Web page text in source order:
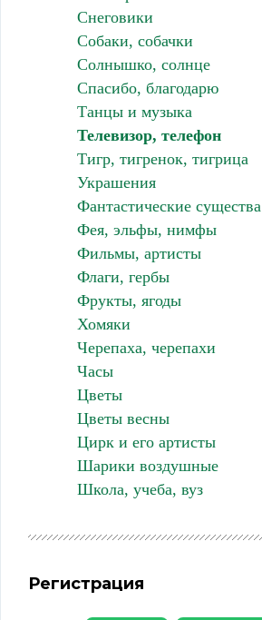
Снеговики
Собаки, собачки
Солнышко, солнце
Спасибо, благодарю
Танцы и музыка
Телевизор, телефон
Тигр, тигренок, тигрица
Украшения
Фантастические существа
Фея, эльфы, нимфы
Фильмы, артисты
Флаги, гербы
Фрукты, ягоды
Хомяки
Черепаха, черепахи
Часы
Цветы
Цветы весны
Цирк и его артисты
Шарики воздушные
Школа, учеба, вуз
Регистрация